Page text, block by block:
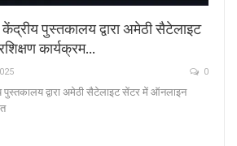
केंद्रीय पुस्तकालय द्वारा अमेठी सैटेलाइट
कार्यक्रम…
0
पुस्तकालय द्वारा अमेठी सैटेलाइट सेंटर में ऑनलाइन